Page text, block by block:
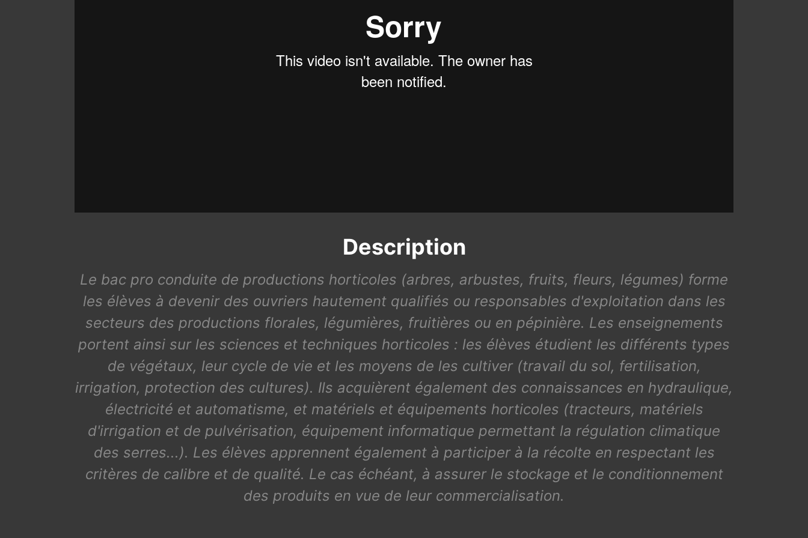
Description
Le bac pro conduite de productions horticoles (arbres, arbustes, fruits, fleurs, légumes) forme
les élèves à devenir des ouvriers hautement qualifiés ou responsables d'exploitation dans les
secteurs des productions florales, légumières, fruitières ou en pépinière. Les enseignements
portent ainsi sur les sciences et techniques horticoles : les élèves étudient les différents types
de végétaux, leur cycle de vie et les moyens de les cultiver (travail du sol, fertilisation,
irrigation, protection des cultures). Ils acquièrent également des connaissances en hydraulique,
électricité et automatisme, et matériels et équipements horticoles (tracteurs, matériels
d'irrigation et de pulvérisation, équipement informatique permettant la régulation climatique
des serres...). Les élèves apprennent également à participer à la récolte en respectant les
critères de calibre et de qualité. Le cas échéant, à assurer le stockage et le conditionnement
des produits en vue de leur commercialisation.